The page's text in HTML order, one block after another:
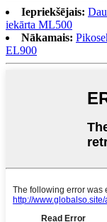
Iepriekšējais:
iekārta ML500
Nākamais:
EL900